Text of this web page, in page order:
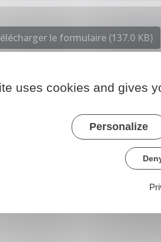
le formulaire (137.0 KB)
uses cookies and gives
Personalize